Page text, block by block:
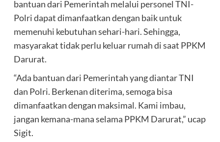
bantuan dari Pemerintah melalui personel TNI-
Polri dapat dimanfaatkan dengan baik untuk
memenuhi kebutuhan sehari-hari. Sehingga,
masyarakat tidak perlu keluar rumah di saat PPKM
Darurat.
“Ada bantuan dari Pemerintah yang diantar TNI
dan Polri. Berkenan diterima, semoga bisa
dimanfaatkan dengan maksimal. Kami imbau,
jangan kemana-mana selama PPKM Darurat,” ucap
Sigit.